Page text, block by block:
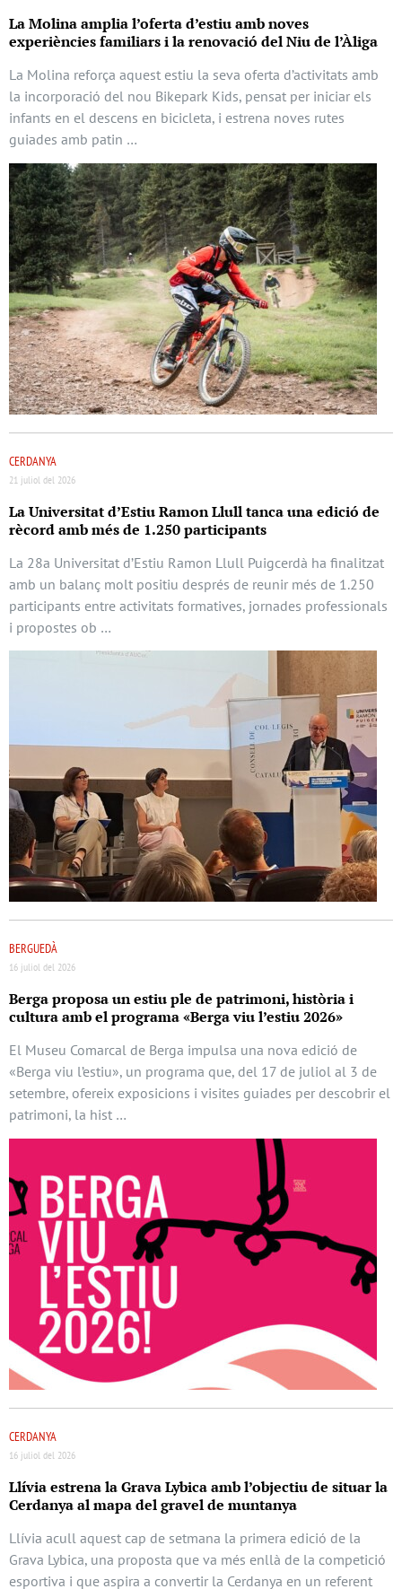
La Molina amplia l’oferta d’estiu amb noves
experiències familiars i la renovació del Niu de l’Àliga
La Molina reforça aquest estiu la seva oferta d’activitats amb
la incorporació del nou Bikepark Kids, pensat per iniciar els
infants en el descens en bicicleta, i estrena noves rutes
guiades amb patin …
CERDANYA
21 juliol del 2026
La Universitat d’Estiu Ramon Llull tanca una edició de
rècord amb més de 1.250 participants
La 28a Universitat d’Estiu Ramon Llull Puigcerdà ha finalitzat
amb un balanç molt positiu després de reunir més de 1.250
participants entre activitats formatives, jornades professionals
i propostes ob …
BERGUEDÀ
16 juliol del 2026
Berga proposa un estiu ple de patrimoni, història i
cultura amb el programa «Berga viu l’estiu 2026»
El Museu Comarcal de Berga impulsa una nova edició de
«Berga viu l’estiu», un programa que, del 17 de juliol al 3 de
setembre, ofereix exposicions i visites guiades per descobrir el
patrimoni, la hist …
CERDANYA
16 juliol del 2026
Llívia estrena la Grava Lybica amb l’objectiu de situar la
Cerdanya al mapa del gravel de muntanya
Llívia acull aquest cap de setmana la primera edició de la
Grava Lybica, una proposta que va més enllà de la competició
esportiva i que aspira a convertir la Cerdanya en un referent